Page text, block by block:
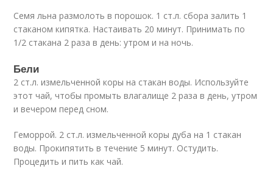
Семя льна размолоть в порошок. 1 ст.л. сбора залить 1
стаканом кипятка. Настаивать 20 минут. Принимать по
1/2 стакана 2 раза в день: утром и на ночь.
Бели
2 ст.л. измельченной коры на стакан воды. Используйте
этот чай, чтобы промыть влагалище 2 раза в день, утром
и вечером перед сном.
Геморрой. 2 ст.л. измельченной коры дуба на 1 стакан
воды. Прокипятить в течение 5 минут. Остудить.
Процедить и пить как чай.